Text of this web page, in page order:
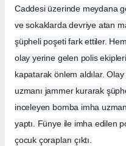
Caddesi üzerinde meydana
ve sokaklarda devriye atan
şüpheli poşeti fark ettiler.
olay yerine gelen polis
kapatarak önlem aldılar.
uzmanı jammer kurarak
inceleyen bomba imha
yaptı. Fünye ile imha edilen
çocuk çorapları çıktı.